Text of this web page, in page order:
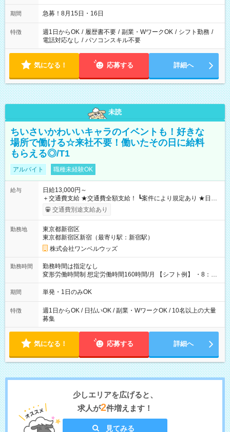
期間 急募！8月15日・16日
特徴 週1日からOK / 履歴書不要 / 副業・WワークOK / シフト勤務 /
電話対応なし / パソコンスキル不要
気になる！ 応募する 詳細へ
未読
ちいさいかわいいキャラのイベントも！好きな
場所で働ける☆来社不要！働いたその日に給料
もらえる◎/T1
アルバイト 職種未経験OK
給与
日給13,000円～
＋交通費支給 ★交通費全額支給！ ┗案件により規定あり ★日払
いOK！（規定あり） ┗働いたその日に現金GET♪ お仕事後はコ
ンビニATMから 日払い分を引き落とせます！ 【試用期間】試
交通費別途支給あり
勤務地
東京都新宿区
東京都新宿区新宿（最寄り駅：新宿駅）
株式会社ワンベルウッズ
勤務時間
勤務時間は指定なし
変形労働時間制 想定労働時間160時間/月 【シフト例】 ・8：00
～21：00
期間 単発・1日のみOK
特徴
週1日からOK / 日払いOK / 副業・WワークOK / 10名以上の大量
募集
気になる！ 応募する 詳細へ
少しエリアを広げると、
求人が2件増えます！
見てみる